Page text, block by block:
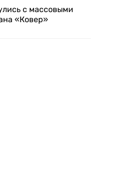
с массовыми
«Ковер»